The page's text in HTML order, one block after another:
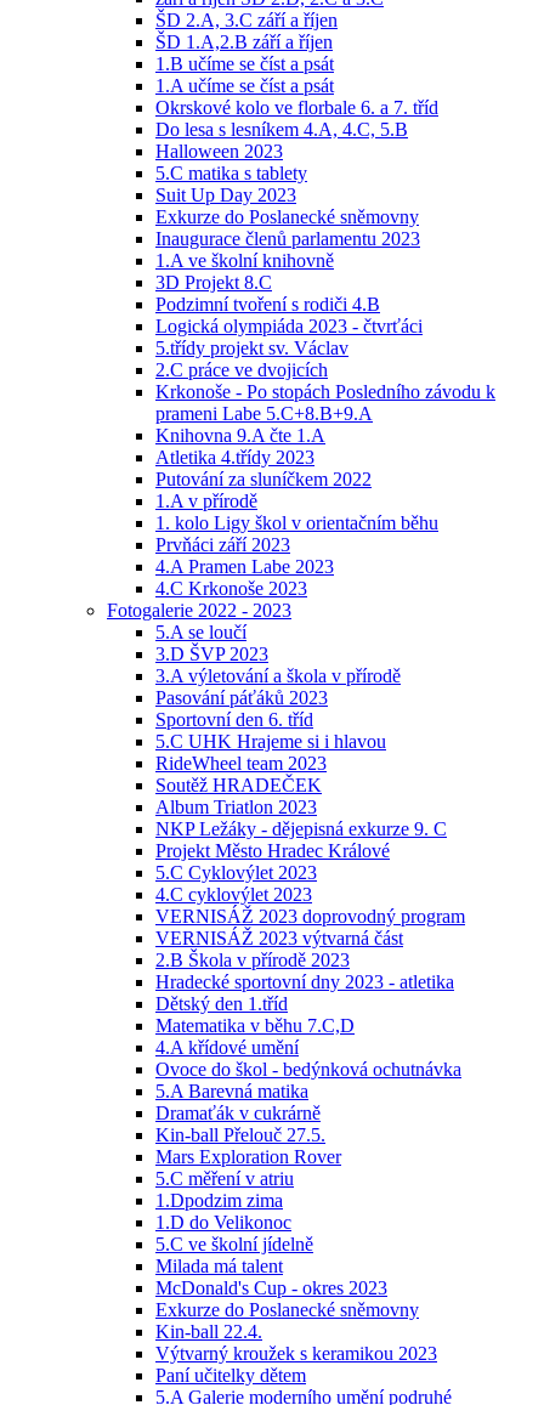
ŠD 2.A, 3.C září a říjen
ŠD 1.A,2.B září a říjen
1.B učíme se číst a psát
1.A učíme se číst a psát
Okrskové kolo ve florbale 6. a 7. tříd
Do lesa s lesníkem 4.A, 4.C, 5.B
Halloween 2023
5.C matika s tablety
Suit Up Day 2023
Exkurze do Poslanecké sněmovny
Inaugurace členů parlamentu 2023
1.A ve školní knihovně
3D Projekt 8.C
Podzimní tvoření s rodiči 4.B
Logická olympiáda 2023 - čtvrťáci
5.třídy projekt sv. Václav
2.C práce ve dvojicích
Krkonoše - Po stopách Posledního závodu k
prameni Labe 5.C+8.B+9.A
Knihovna 9.A čte 1.A
Atletika 4.třídy 2023
Putování za sluníčkem 2022
1.A v přírodě
1. kolo Ligy škol v orientačním běhu
Prvňáci září 2023
4.A Pramen Labe 2023
4.C Krkonoše 2023
Fotogalerie 2022 - 2023
5.A se loučí
3.D ŠVP 2023
3.A výletování a škola v přírodě
Pasování páťáků 2023
Sportovní den 6. tříd
5.C UHK Hrajeme si i hlavou
RideWheel team 2023
Soutěž HRADEČEK
Album Triatlon 2023
NKP Ležáky - dějepisná exkurze 9. C
Projekt Město Hradec Králové
5.C Cyklovýlet 2023
4.C cyklovýlet 2023
VERNISÁŽ 2023 doprovodný program
VERNISÁŽ 2023 výtvarná část
2.B Škola v přírodě 2023
Hradecké sportovní dny 2023 - atletika
Dětský den 1.tříd
Matematika v běhu 7.C,D
4.A křídové umění
Ovoce do škol - bedýnková ochutnávka
5.A Barevná matika
Dramaťák v cukrárně
Kin-ball Přelouč 27.5.
Mars Exploration Rover
5.C měření v atriu
1.Dpodzim zima
1.D do Velikonoc
5.C ve školní jídelně
Milada má talent
McDonald's Cup - okres 2023
Exkurze do Poslanecké sněmovny
Kin-ball 22.4.
Výtvarný kroužek s keramikou 2023
Paní učitelky dětem
5.A Galerie moderního umění podruhé